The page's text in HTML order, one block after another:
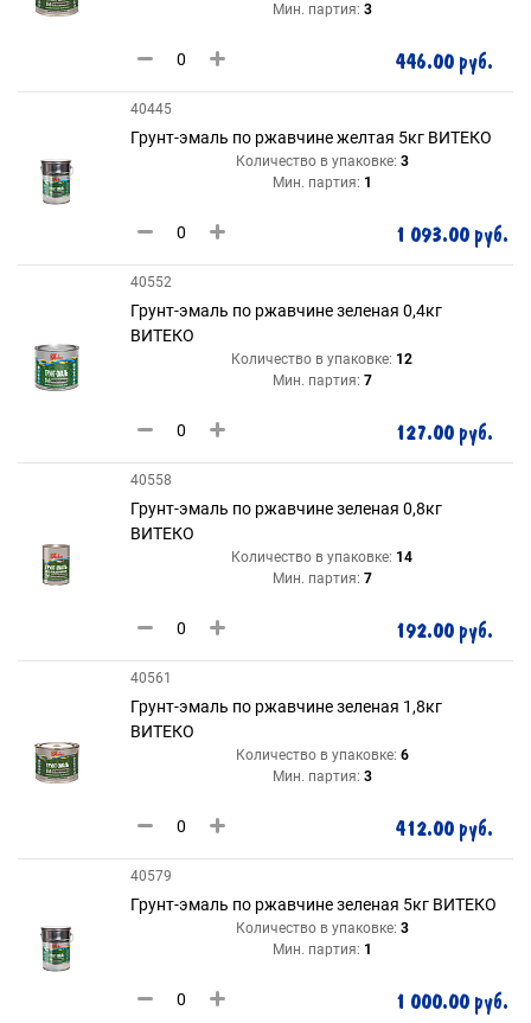
Мин. партия: 3
446.00 руб.
40445
Грунт-эмаль по ржавчине желтая 5кг ВИТЕКО
Количество в упаковке: 3
Мин. партия: 1
1 093.00 руб.
40552
Грунт-эмаль по ржавчине зеленая 0,4кг
ВИТЕКО
Количество в упаковке: 12
Мин. партия: 7
127.00 руб.
40558
Грунт-эмаль по ржавчине зеленая 0,8кг
ВИТЕКО
Количество в упаковке: 14
Мин. партия: 7
192.00 руб.
40561
Грунт-эмаль по ржавчине зеленая 1,8кг
ВИТЕКО
Количество в упаковке: 6
Мин. партия: 3
412.00 руб.
40579
Грунт-эмаль по ржавчине зеленая 5кг ВИТЕКО
Количество в упаковке: 3
Мин. партия: 1
1 000.00 руб.